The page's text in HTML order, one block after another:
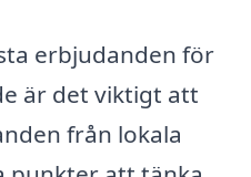
erbjudanden för
är det viktigt att
från lokala